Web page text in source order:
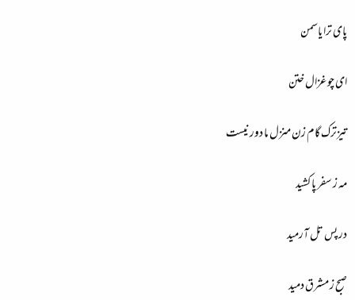
پای ترا یاسمن
ای چو غزال ختن
تیزترک گام زن منزل ما دور نیست
مہ ز سفر پا کشید
در پس تل آرمید
صبح ز مشرق دمید